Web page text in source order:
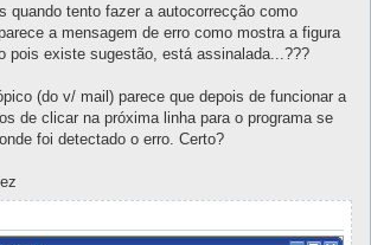
quando tento fazer a autocorrecção como
a mensagem de erro como mostra a figura
pois existe sugestão, está assinalada...???
(do v/ mail) parece que depois de funcionar a
de clicar na próxima linha para o programa se
foi detectado o erro. Certo?